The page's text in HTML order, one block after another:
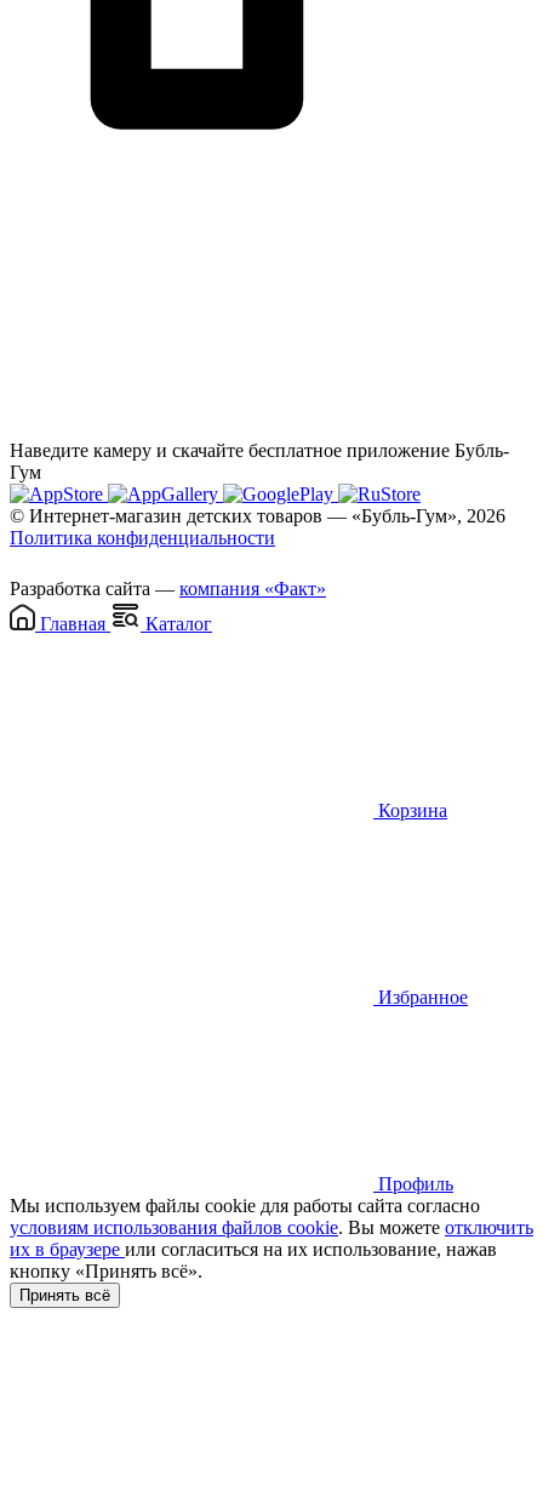
Наведите камеру и скачайте бесплатное приложение Бубль-
Гум
© Интернет-магазин детских товаров — «Бубль-Гум», 2026
Политика конфиденциальности
Разработка сайта — компания «Факт»
Главная
Каталог
Корзина
Избранное
Профиль
Мы используем файлы cookie для работы сайта согласно
условиям использования файлов cookie. Вы можете отключить
их в браузере или cогласиться на их использование, нажав
кнопку «Принять всё».
Принять всё